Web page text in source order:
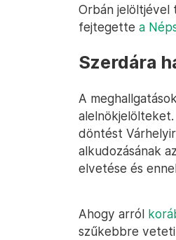
Orbán jelöltjével
fejtegette a
Szerdára
A
alelnökjelölteket.
döntést
alkudozásának
elvetése és
Ahogy arról
szűkebbre